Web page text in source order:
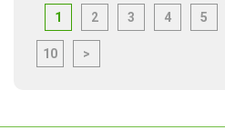
1 2 3 4 5
10 >